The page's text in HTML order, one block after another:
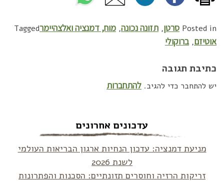
Posted in סרטן, תזונה נכונה, מוח, דמנציה ואלצהיימרTagged
אוטיזם,ברוקולי
כתיבת תגובה
יש להתחבר כדי להגיב. להתחברות
עדכונים אחרונים
מניעת דמנציה: עדכון הנחיות ארגון הבריאות העולמי
לשנת 2026
זריקות הרזיה וחוסרים תזונתיים: הסכנות והפתרונות